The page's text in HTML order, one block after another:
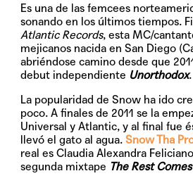
Es una de las femcees
sonando en los últimos tiempos.
Atlantic Records, esta MC/
mejicanos nacida en San Diego
abriéndose camino desde que
debut independiente Unorthodox.
La popularidad de Snow ha ido
poco. A finales de 2011 se la
Universal y Atlantic, y al final fue
llevó el gato al agua.Snow Tha
real es Claudia Alexandra
segunda mixtape The Rest